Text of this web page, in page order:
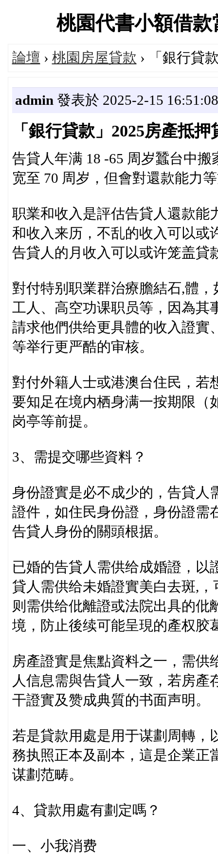
桃園代書小額借
論壇 › 桃園房屋貸款 › 「銀行貸
admin 發表於 2025-2-15 16:51:08
「銀行貸款」2025房產抵
告貸人年满 18 -65 周岁蠶台中
宽至 70 周岁，但會對還款能力
职業和收入是評估告貸人還款能
和收入来历，不乱的收入可以或
告貸人的月收入可以或许笼盖貸
對付特别职業群治療膽結石,體
工人、高空功课职员等，因為其
請求他們供给更具體的收入證實
等举行更严酷的审核。
對付外籍人士或港澳台住民，若
要知足在境内栖身满一按期限（
岗亭等前提。
3、需提交哪些資料？
身份證實是必不成少的，告貸人
證件，如住民身份證，身份證需
告貸人身份的關頭根据。
已婚的告貸人需供给成婚證，以
貸人需供给未婚證實美白去斑,
则需供给仳離證或法院出具的仳
境，防止後续可能呈現的產权胶
房產證實是焦點資料之一，需
人信息需與告貸人一致，若房
干證實及赞成典質的书面声明。
若是貸款用處是用于谋劃周轉，
務执照正本及副本，這是企業正
谋劃范畴。
4、貸款用處有劃定嗎？
一、小我消费